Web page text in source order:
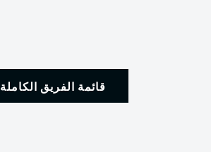
قائمة الفريق الكاملة